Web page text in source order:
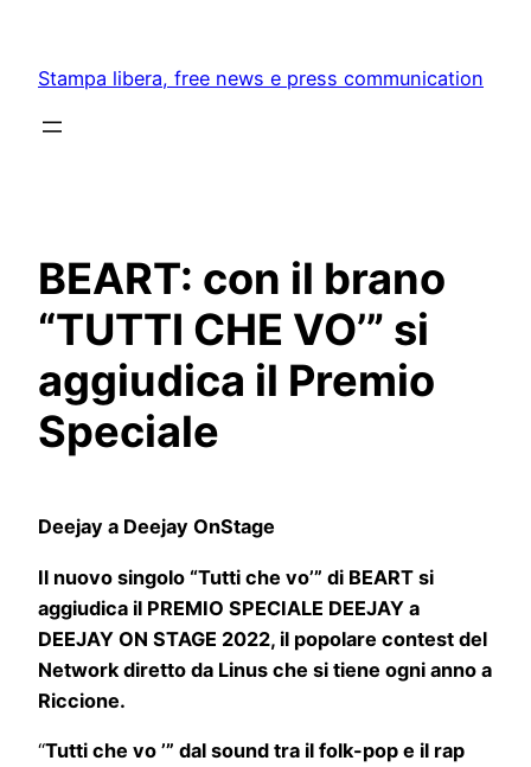
content
Stampa libera, free news e press communication
BEART: con il brano
“TUTTI CHE VO’” si
aggiudica il Premio
Speciale
Deejay a Deejay OnStage
Il nuovo singolo “Tutti che vo’” di BEART si
aggiudica il PREMIO SPECIALE DEEJAY a
DEEJAY ON STAGE 2022, il popolare contest del
Network diretto da Linus che si tiene ogni anno a
Riccione.
“Tutti che vo ’” dal sound tra il folk-pop e il rap